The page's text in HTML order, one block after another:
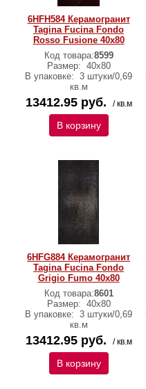
6HFH584 Керамогранит
Tagina Fucina Fondo
Rosso Fusione 40x80
Код товара:8599
Размер: 40x80
В упаковке: 3 штуки/0,69
кв.м
13412.95 руб. / кв.м
В корзину
6HFG884 Керамогранит
Tagina Fucina Fondo
Grigio Fumo 40x80
Код товара:8601
Размер: 40x80
В упаковке: 3 штуки/0,69
кв.м
13412.95 руб. / кв.м
В корзину